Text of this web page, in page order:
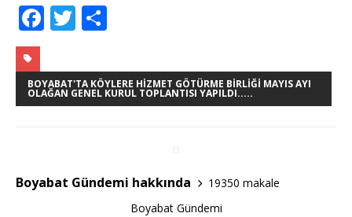
F
c
e
o
k
T
it
te
ar
e
BOYABAT'TA KÖYLERE HIZMET GÖTÜRME BIRLIĞI MAYIS AYI
OLAĞAN GENEL KURUL TOPLANTISI YAPILDI.....
Boyabat Gündemi hakkında
19350 makale
Boyabat Gündemi